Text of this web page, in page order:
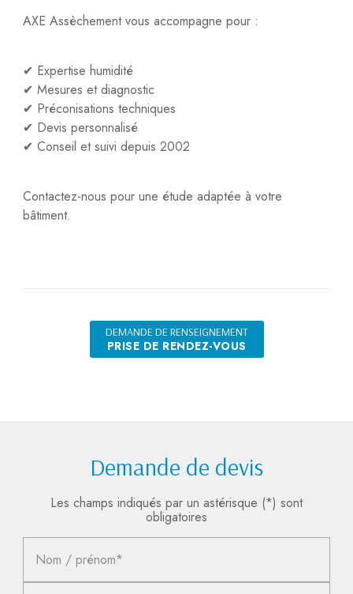
AXE Assèchement vous accompagne pour :
✔ Expertise humidité
✔ Mesures et diagnostic
✔ Préconisations techniques
✔ Devis personnalisé
✔ Conseil et suivi depuis 2002
Contactez-nous pour une étude adaptée à votre
bâtiment.
DEMANDE DE RENSEIGNEMENT
PRISE DE RENDEZ-VOUS
Demande de devis
Les champs indiqués par un astérisque (*) sont
obligatoires
Nom / prénom*